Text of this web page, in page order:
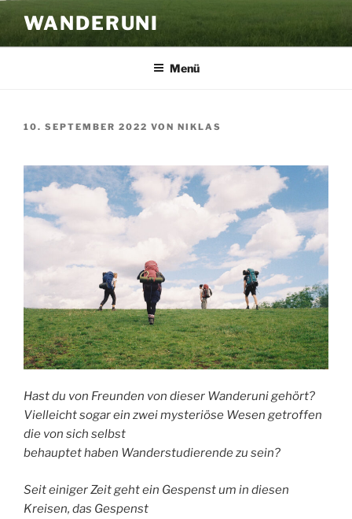
Inhalt
springen
WANDERUNI
Menü
VERÖFFENTLICHT
10. SEPTEMBER 2022 VON NIKLAS
Hast du von Freunden von dieser Wanderuni gehört?
Vielleicht sogar ein zwei mysteriöse Wesen getroffen
die von sich selbst
behauptet haben Wanderstudierende zu sein?
Seit einiger Zeit geht ein Gespenst um in diesen
Kreisen, das Gespenst